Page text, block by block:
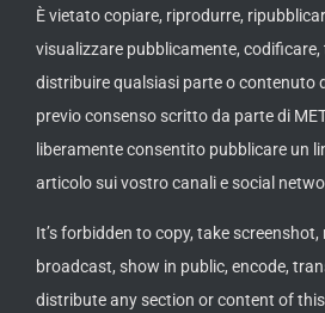
È vietato copiare, riprodurre,
visualizzare pubblicamente,
distribuire qualsiasi parte o contenuto
previo consenso scritto da parte di
liberamente consentito pubblicare un
articolo sui vostro canali e social
It’s forbidden to copy, take screenshot,
broadcast, show in public, encode,
distribute any section or content of